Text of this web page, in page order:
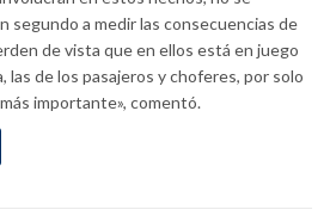
segundo a medir las consecuencias de
de vista que en ellos está en juego
las de los pasajeros y choferes, por solo
importante», comentó.